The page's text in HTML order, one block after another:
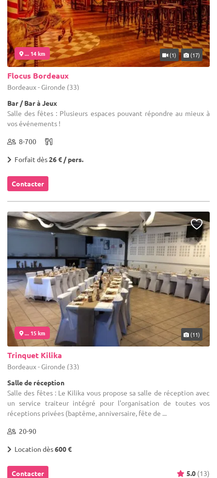
... 14 km (1) (17)
Flocus Bordeaux
Bordeaux - Gironde (33)
Bar / Bar à Jeux
Salle des fêtes : Plusieurs espaces pouvant répondre au mieux à
vos événements !
8-700
Forfait dès26 € / pers.
Contacter
... 15 km (11)
Trinquet Kilika
Bordeaux - Gironde (33)
Salle de réception
Salle des fêtes : Le Kilika vous propose sa salle de réception avec
un service traiteur intégré pour l'organisation de toutes vos
réceptions privées (baptême, anniversaire, fête de ...
20-90
Location dès600 €
Contacter 5.0 (13)